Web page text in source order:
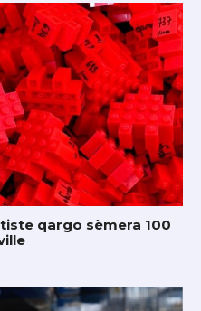
qargo sèmera 100